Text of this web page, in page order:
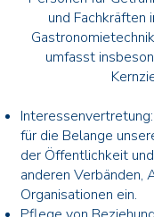
und Fachkräften
umfasst
für die Belange
der Öffentlichkeit
anderen Verbänden,
Organisationen ein.